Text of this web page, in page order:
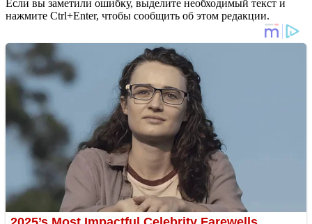
Если вы заметили ошибку, выделите необходимый текст и
нажмите Ctrl+Enter, чтобы сообщить об этом редакции.